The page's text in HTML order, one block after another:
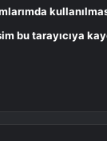
bu tarayıcıya